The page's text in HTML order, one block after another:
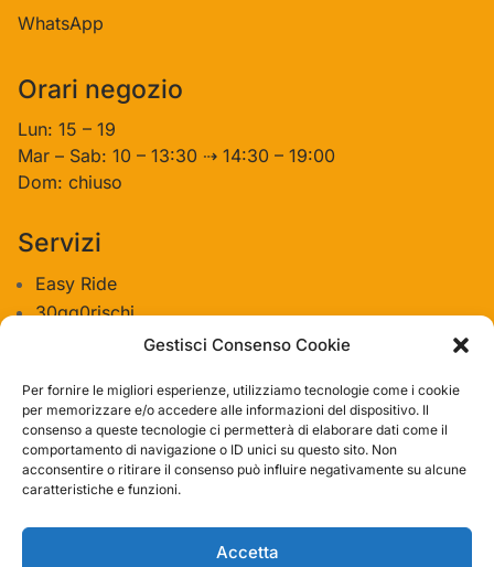
Gestisci Consenso Cookie
Per fornire le migliori esperienze, utilizziamo tecnologie come i cookie
per memorizzare e/o accedere alle informazioni del dispositivo. Il
consenso a queste tecnologie ci permetterà di elaborare dati come il
comportamento di navigazione o ID unici su questo sito. Non
acconsentire o ritirare il consenso può influire negativamente su alcune
caratteristiche e funzioni.
Accetta
WhatsApp
Orari negozio
Lun: 15 – 19
Mar – Sab: 10 – 13:30 ⇢ 14:30 – 19:00
Dom: chiuso
Servizi
Easy Ride
30gg0rischi
Servizi Officina
Azienda
Contatti